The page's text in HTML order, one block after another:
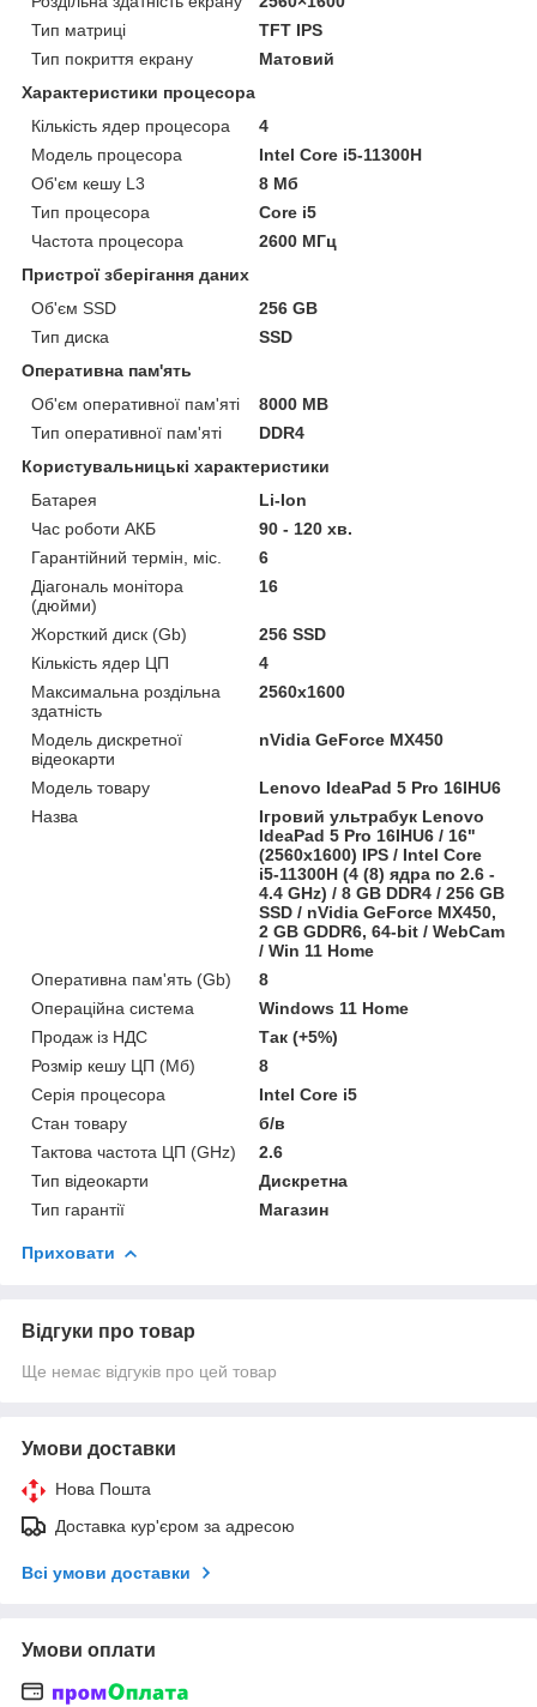
Тип матриці
TFT IPS
Тип покриття екрану
Матовий
Характеристики процесора
Кількість ядер процесора
4
Модель процесора
Intel Core i5-11300H
Об'єм кешу L3
8 Мб
Тип процесора
Core i5
Частота процесора
2600 МГц
Пристрої зберігання даних
Об'єм SSD
256 GB
Тип диска
SSD
Оперативна пам'ять
Об'єм оперативної пам'яті
8000 MB
Тип оперативної пам'яті
DDR4
Користувальницькі характеристики
Батарея
Li-Ion
Час роботи АКБ
90 - 120 хв.
Гарантійний термін, міс.
6
Діагональ монітора
(дюйми)
16
Жорсткий диск (Gb)
256 SSD
Кількість ядер ЦП
4
Максимальна роздільна
здатність
2560x1600
Модель дискретної
відеокарти
nVidia GeForce MX450
Модель товару
Lenovo IdeaPad 5 Pro 16IHU6
Назва
Ігровий ультрабук Lenovo
IdeaPad 5 Pro 16IHU6 / 16"
(2560x1600) IPS / Intel Core
i5-11300H (4 (8) ядра по 2.6 -
4.4 GHz) / 8 GB DDR4 / 256 GB
SSD / nVidia GeForce MX450,
2 GB GDDR6, 64-bit / WebCam
/ Win 11 Home
Оперативна пам'ять (Gb)
8
Операційна система
Windows 11 Home
Продаж із НДС
Так (+5%)
Розмір кешу ЦП (Мб)
8
Серія процесора
Intel Core i5
Стан товару
б/в
Тактова частота ЦП (GHz)
2.6
Тип відеокарти
Дискретна
Тип гарантії
Магазин
Приховати
Відгуки про товар
Ще немає відгуків про цей товар
Умови доставки
Нова Пошта
Доставка кур'єром за адресою
Всі умови доставки
Умови оплати